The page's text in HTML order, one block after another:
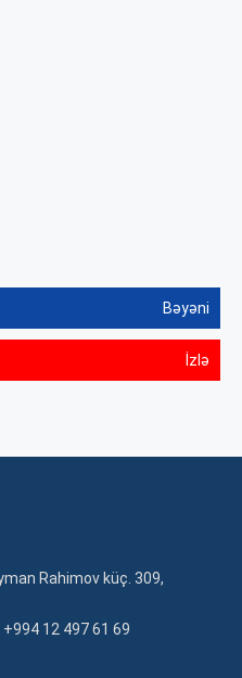
Bəyəni
İzlə
Rahimov küç. 309,
12 497 61 69